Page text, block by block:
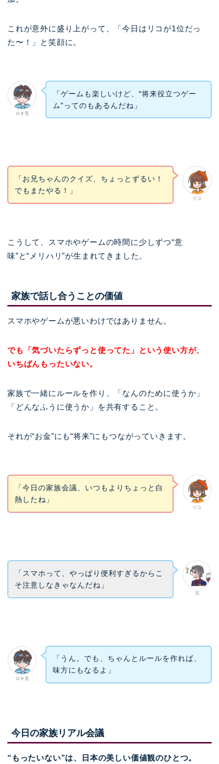
これが意外に盛り上がって、「今日はリコが1位だっ
た〜！」と笑顔に。
ロキ兄
「ゲームも楽しいけど、“将来役立つゲー
ム”ってのもあるんだね」
リコ
「お兄ちゃんのクイズ、ちょっとずるい！
でもまたやる！」
こうして、スマホやゲームの時間に少しずつ“意
味”と“メリハリ”が生まれてきました。
家族で話し合うことの価値
スマホやゲームが悪いわけではありません。
でも「気づいたらずっと使ってた」という使い方が、
いちばんもったいない。
家族で一緒にルールを作り、「なんのために使うか」
「どんなふうに使うか」を共有すること。
それが“お金”にも“将来”にもつながっていきます。
リコ
「今日の家族会議、いつもよりちょっと白
熱したね」
父
「スマホって、やっぱり便利すぎるからこ
そ注意しなきゃなんだね」
ロキ兄
「うん。でも、ちゃんとルールを作れば、
味方にもなるよ」
今日の家族リアル会議
“もったいない”は、日本の美しい価値観のひとつ。